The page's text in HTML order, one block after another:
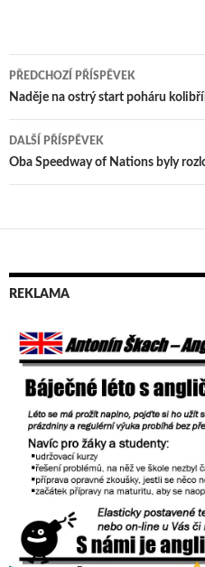
Navigace
pro
příspěvek
PŘEDCHOZÍ PŘÍSPĚVEK
Naděje na ostrý start poháru
DALŠÍ PŘÍSPĚVEK
Oba Speedway of Nations byly
REKLAMA